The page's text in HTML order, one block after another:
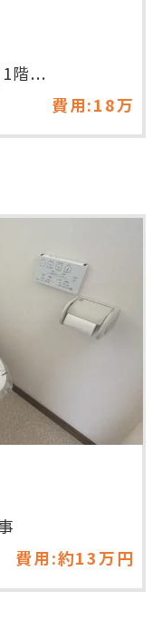
階...
費用:18万
費用:約13万円